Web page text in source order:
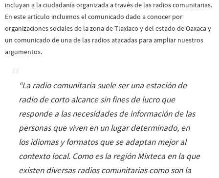
incluyan a la ciudadanía organizada a través de las radios comunitarias.
En este artículo incluimos el comunicado dado a conocer por
organizaciones sociales de la zona de Tlaxiaco y del estado de Oaxaca y
un comunicado de una de las radios atacadas para ampliar nuestros
argumentos.
“La radio comunitaria suele ser una estación de
radio de corto alcance sin fines de lucro que
responde a las necesidades de información de las
personas que viven en un lugar determinado, en
los idiomas y formatos que se adaptan mejor al
contexto local. Como es la región Mixteca en la que
existen diversas radios comunitarias como son la